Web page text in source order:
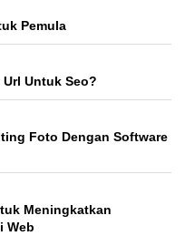
Pemula
Untuk Seo?
Foto Dengan Software
Meningkatkan
Web